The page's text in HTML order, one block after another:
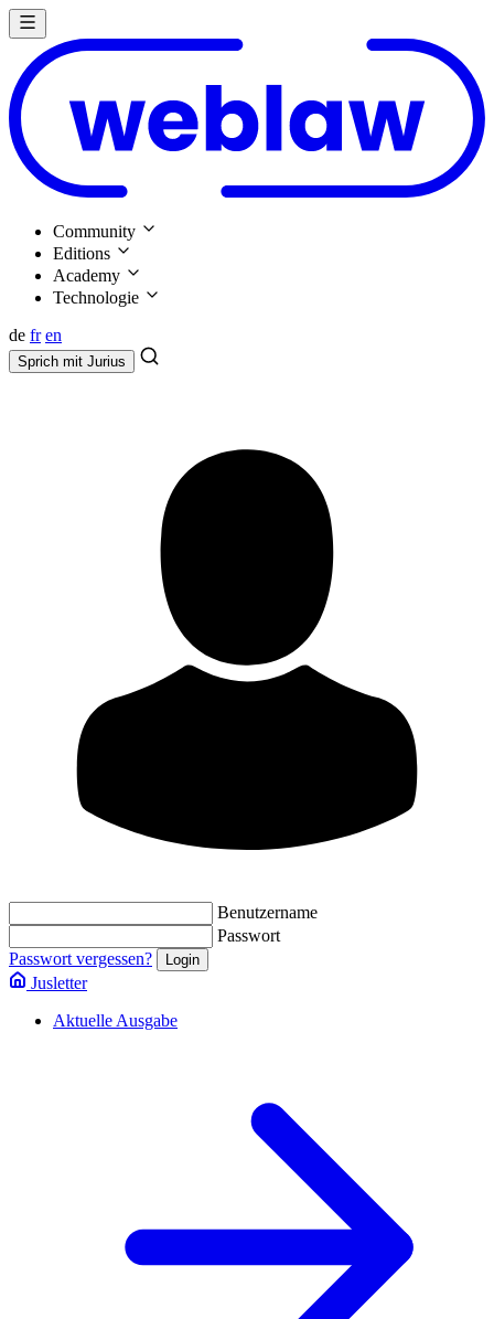
Community
Editions
Academy
Technologie
de fr en
Sprich mit Jurius
Benutzername
Passwort
Passwort vergessen?
Jusletter
Aktuelle Ausgabe